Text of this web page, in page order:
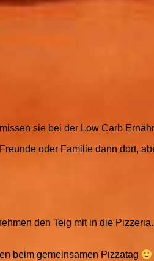
sie bei der Low Carb
oder Familie dann dort,
den Teig mit in die
beim gemeinsamen Pizzatag